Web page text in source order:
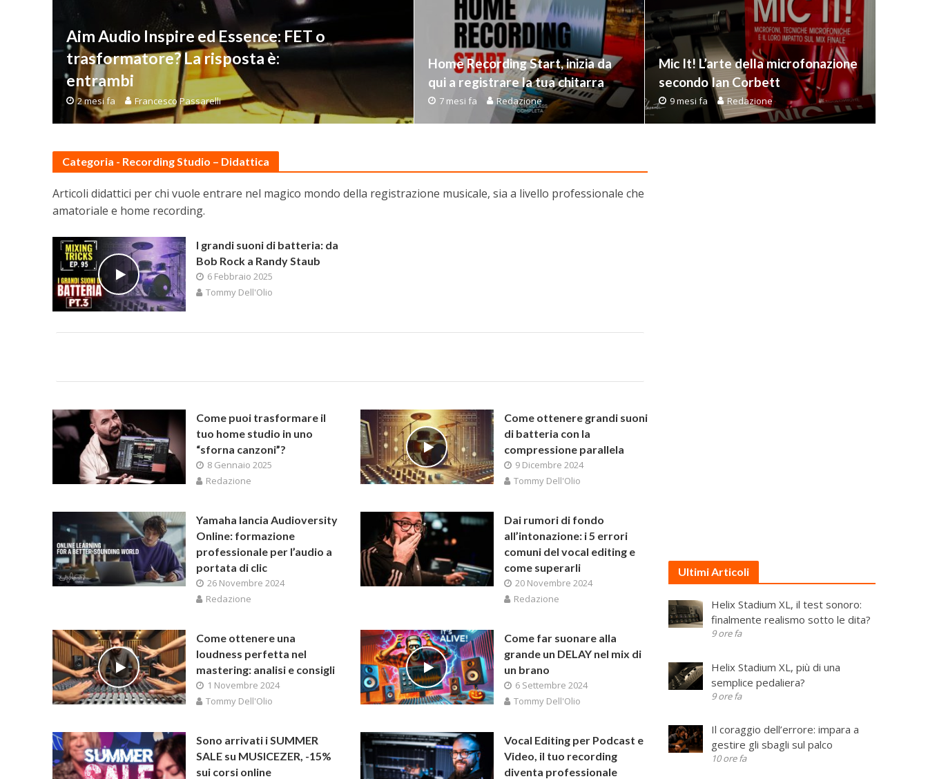
Aim Audio Inspire ed Essence: FET o
trasformatore? La risposta è:
entrambi
2 mesi fa Francesco Passarelli
Home Recording Start, inizia da
qui a registrare la tua chitarra
7 mesi fa Redazione
Mic It! L’arte della microfonazione
secondo Ian Corbett
9 mesi fa Redazione
Categoria - Recording Studio – Didattica
Articoli didattici per chi vuole entrare nel magico mondo della registrazione musicale, sia a livello professionale che
amatoriale e home recording.
I grandi suoni di batteria: da
Bob Rock a Randy Staub
6 Febbraio 2025
Tommy Dell'Olio
Come puoi trasformare il
tuo home studio in uno
“sforna canzoni”?
8 Gennaio 2025
Redazione
Come ottenere grandi suoni
di batteria con la
compressione parallela
9 Dicembre 2024
Tommy Dell'Olio
Yamaha lancia Audioversity
Online: formazione
professionale per l’audio a
portata di clic
26 Novembre 2024
Redazione
Dai rumori di fondo
all’intonazione: i 5 errori
comuni del vocal editing e
come superarli
20 Novembre 2024
Redazione
Come ottenere una
loudness perfetta nel
mastering: analisi e consigli
1 Novembre 2024
Tommy Dell'Olio
Come far suonare alla
grande un DELAY nel mix di
un brano
6 Settembre 2024
Tommy Dell'Olio
Sono arrivati i SUMMER
SALE su MUSICEZER, -15%
sui corsi online
Vocal Editing per Podcast e
Video, il tuo recording
diventa professionale
Ultimi Articoli
Helix Stadium XL, il test sonoro:
finalmente realismo sotto le dita?
9 ore fa
Helix Stadium XL, più di una
semplice pedaliera?
9 ore fa
Il coraggio dell’errore: impara a
gestire gli sbagli sul palco
10 ore fa